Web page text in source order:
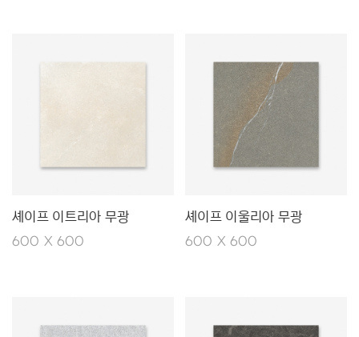
셰이프 이트리아 무광
600 X 600
셰이프 이울리아 무광
600 X 600